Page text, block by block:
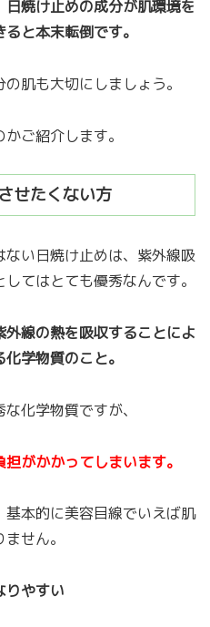
焼け止めの成分が肌環境を
と本末転倒です。
肌も大切にしましょう。
ご紹介します。
せたくない方
い日焼け止めは、紫外線吸
てはとても優秀なんです。
線の熱を吸収することによ
学物質のこと。
化学物質ですが、
がかかってしまいます。
本的に美容目線でいえば肌
せん。
りやすい